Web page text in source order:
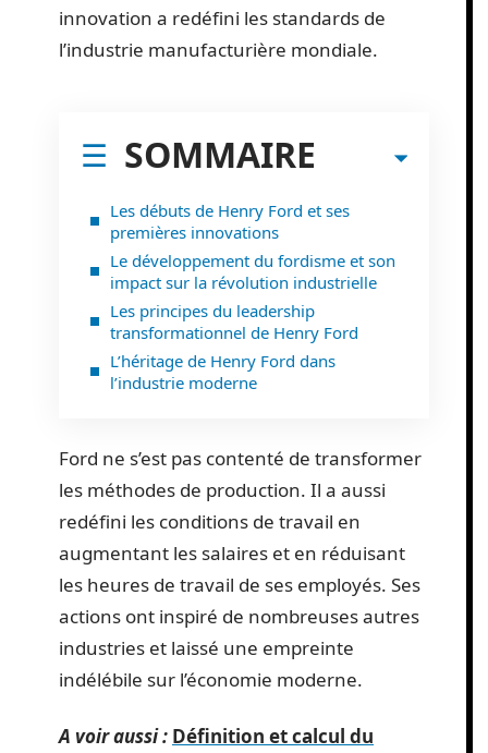
innovation a redéfini les standards de
l’industrie manufacturière mondiale.
SOMMAIRE
Les débuts de Henry Ford et ses
premières innovations
Le développement du fordisme et son
impact sur la révolution industrielle
Les principes du leadership
transformationnel de Henry Ford
L’héritage de Henry Ford dans
l’industrie moderne
Ford ne s’est pas contenté de transformer
les méthodes de production. Il a aussi
redéfini les conditions de travail en
augmentant les salaires et en réduisant
les heures de travail de ses employés. Ses
actions ont inspiré de nombreuses autres
industries et laissé une empreinte
indélébile sur l’économie moderne.
A voir aussi : Définition et calcul du